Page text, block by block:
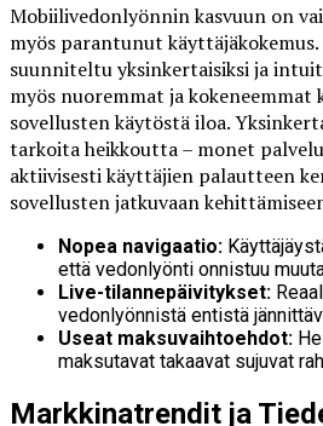
Mobiilivedonlyönnin kasvuun on
myös parantunut
suunniteltu yksinkertaisiksi ja
myös nuoremmat ja
sovellusten käytöstä iloa.
tarkoita heikkoutta – monet
aktiivisesti käyttäjien palautteen
sovellusten jatkuvaan
Nopea navigaatio:
että vedonlyönti onnistuu
Live-tilannepäivitykset:
vedonlyönnistä entistä
Useat maksuvaihtoehdot:
maksutavat takaavat sujuvat
Markkinatrendit ja